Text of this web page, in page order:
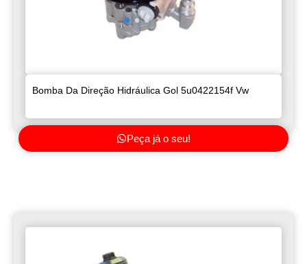
Bomba Da Direção Hidráulica Gol 5u0422154f Vw
Peça já o seu!